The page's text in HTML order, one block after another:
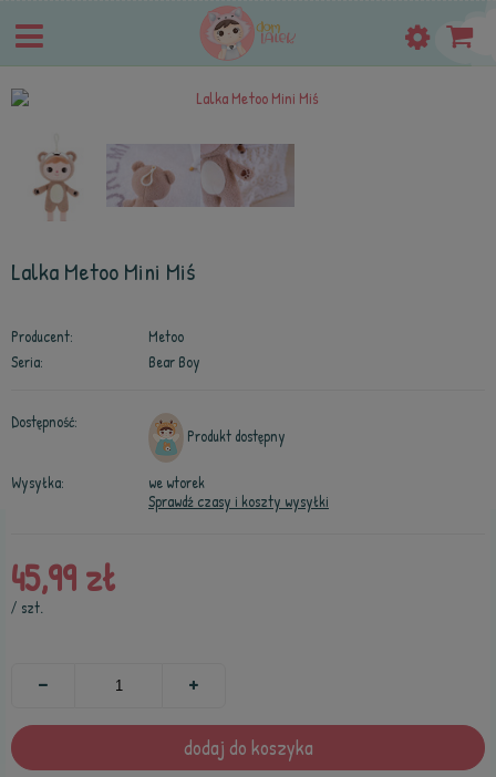
Lalka Metoo Mini Miś
Producent:
Metoo
Seria:
Bear Boy
Dostępność:
Produkt dostępny
Wysyłka:
we wtorek
Sprawdź czasy i koszty wysyłki
45,99 zł
/ szt.
dodaj do koszyka